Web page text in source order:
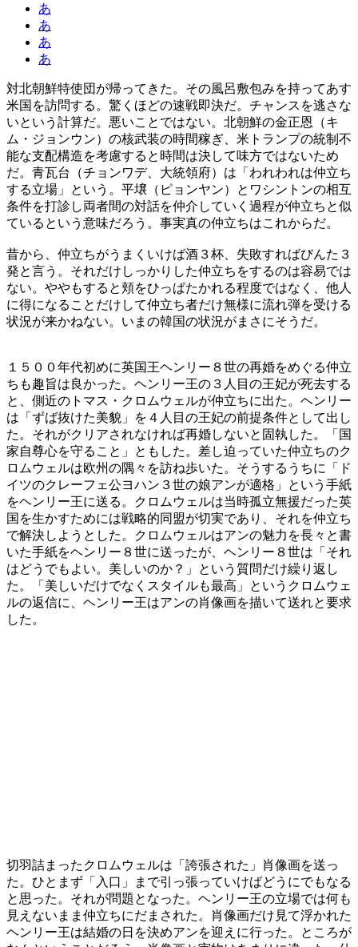
あ
あ
あ
あ
対北朝鮮特使団が帰ってきた。その風呂敷包みを持ってあす
米国を訪問する。驚くほどの速戦即決だ。チャンスを逃さな
いという計算だ。悪いことではない。北朝鮮の金正恩（キ
ム・ジョンウン）の核武装の時間稼ぎ、米トランプの統制不
能な支配構造を考慮すると時間は決して味方ではないため
だ。青瓦台（チョンワデ、大統領府）は「われわれは仲立ち
する立場」という。平壌（ピョンヤン）とワシントンの相互
条件を打診し両者間の対話を仲介していく過程が仲立ちと似
ているという意味だろう。事実真の仲立ちはこれからだ。
昔から、仲立ちがうまくいけば酒３杯、失敗すればびんた３
発と言う。それだけしっかりした仲立ちをするのは容易では
ない。ややもすると頬をひっぱたかれる程度ではなく、他人
に得になることだけして仲立ち者だけ無様に流れ弾を受ける
状況が来かねない。いまの韓国の状況がまさにそうだ。
１５００年代初めに英国王ヘンリー８世の再婚をめぐる仲立
ちも趣旨は良かった。ヘンリー王の３人目の王妃が死去する
と、側近のトマス・クロムウェルが仲立ちに出た。ヘンリー
は「ずば抜けた美貌」を４人目の王妃の前提条件として出し
た。それがクリアされなければ再婚しないと固執した。「国
家自尊心を守ること」ともした。差し迫っていた仲立ちのク
ロムウェルは欧州の隅々を訪ね歩いた。そうするうちに「ド
イツのクレーフェ公ヨハン３世の娘アンが適格」という手紙
をヘンリー王に送る。クロムウェルは当時孤立無援だった英
国を生かすためには戦略的同盟が切実であり、それを仲立ち
で解決しようとした。クロムウェルはアンの魅力を長々と書
いた手紙をヘンリー８世に送ったが、ヘンリー８世は「それ
はどうでもよい。美しいのか？」という質問だけ繰り返し
た。「美しいだけでなくスタイルも最高」というクロムウェ
ルの返信に、ヘンリー王はアンの肖像画を描いて送れと要求
した。
切羽詰まったクロムウェルは「誇張された」肖像画を送っ
た。ひとまず「入口」まで引っ張っていけばどうにでもなる
と思った。それが問題となった。ヘンリー王の立場では何も
見えないまま仲立ちにだまされた。肖像画だけ見て浮かれた
ヘンリー王は結婚の日を決めアンを迎えに行った。ところが